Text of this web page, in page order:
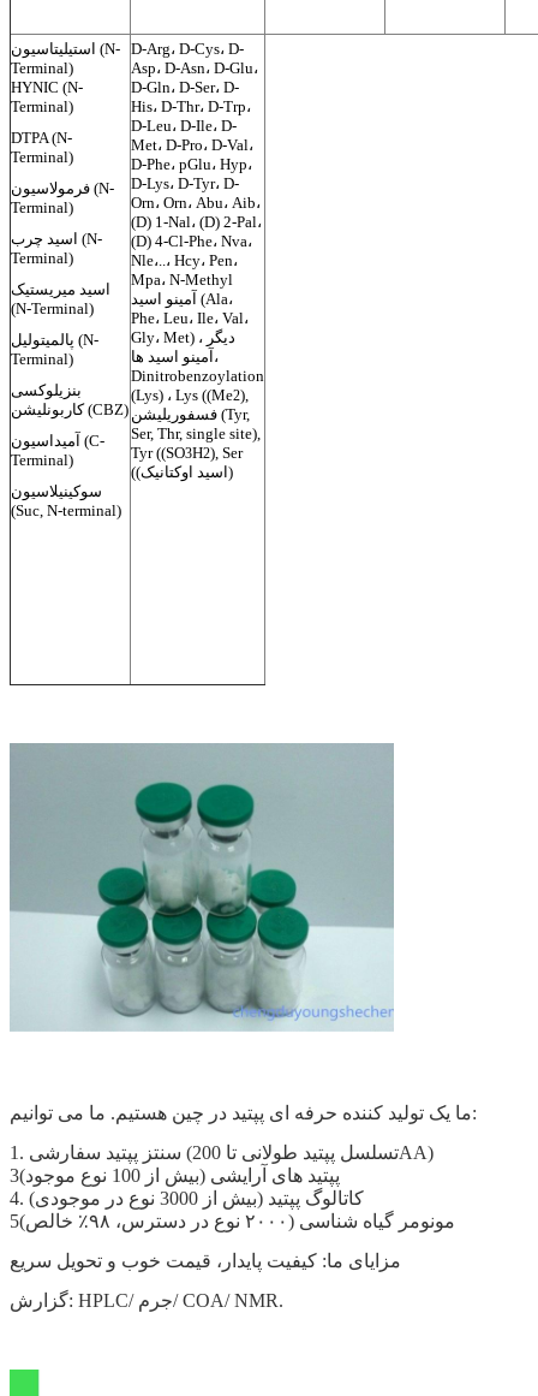
استیلیتاسیون (N-
Terminal)
HYNIC (N-
Terminal)
DTPA (N-
Terminal)
فرمولاسیون (N-
Terminal)
اسید چرب (N-
Terminal)
اسید میریستیک
(N-Terminal)
پالمیتولیل (N-
Terminal)
بنزیلوکسی
کاربونلیشن (CBZ)
آمیداسیون (C-
Terminal)
سوکینیلاسیون
(Suc, N-terminal)
D-Arg، D-Cys، D-
Asp، D-Asn، D-Glu،
D-Gln، D-Ser، D-
His، D-Thr، D-Trp،
D-Leu، D-Ile، D-
Met، D-Pro، D-Val،
D-Phe، pGlu، Hyp،
D-Lys، D-Tyr، D-
Orn، Orn، Abu، Aib،
(D) 1-Nal، (D) 2-Pal،
(D) 4-Cl-Phe، Nva،
Nle،..، Hcy، Pen،
Mpa، N-Methyl
آمینو اسید (Ala،
Phe، Leu، Ile، Val،
Gly، Met) ، دیگر
آمینو اسید ها،
Dinitrobenzoylation
(Lys) ، Lys ((Me2),
فسفوریلیشن (Tyr,
Ser, Thr, single site),
Tyr ((SO3H2), Ser
((اسید اوکتانیک)
ما یک تولید کننده حرفه ای پپتید در چین هستیم. ما می توانیم:
1. سنتز پپتید سفارشی (تسلسل پپتید طولانی تا 200AA)
3پپتید های آرایشی (بیش از 100 نوع موجود)
4. کاتالوگ پپتید (بیش از 3000 نوع در موجودی)
5مونومر گیاه شناسی (۲۰۰۰ نوع در دسترس، ۹۸٪ خالص)
مزایای ما: کیفیت پایدار، قیمت خوب و تحویل سریع
گزارش: HPLC/ جرم/ COA/ NMR.